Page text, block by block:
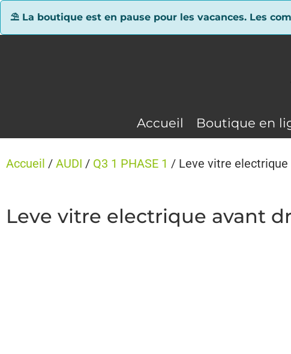
⛱ La boutique est en pause pour les vacances. Les
Accueil Boutique en
Accueil / AUDI / Q3 1 PHASE 1 / Leve vitre electrique
Leve vitre electrique avant
Panneau de gestion des cookies